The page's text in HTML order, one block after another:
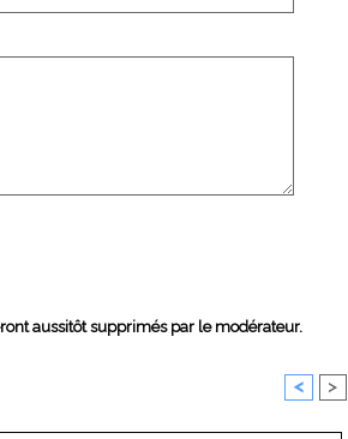
aussitôt supprimés par le modérateur.
< >